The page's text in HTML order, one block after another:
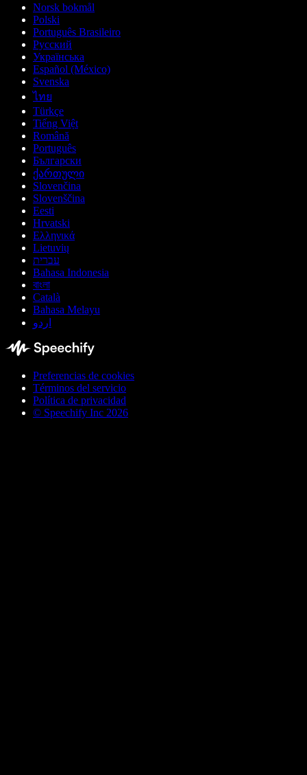
Norsk bokmål
Polski
Português Brasileiro
Русский
Українська
Español (México)
Svenska
ไทย
Türkçe
Tiếng Việt
Română
Português
Български
ქართული
Slovenčina
Slovenščina
Eesti
Hrvatski
Ελληνικά
Lietuvių
עברית
Bahasa Indonesia
বাংলা
Català
Bahasa Melayu
اردو
Preferencias de cookies
Términos del servicio
Política de privacidad
© Speechify Inc 2026